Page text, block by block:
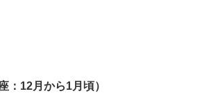
：12月から1月頃）